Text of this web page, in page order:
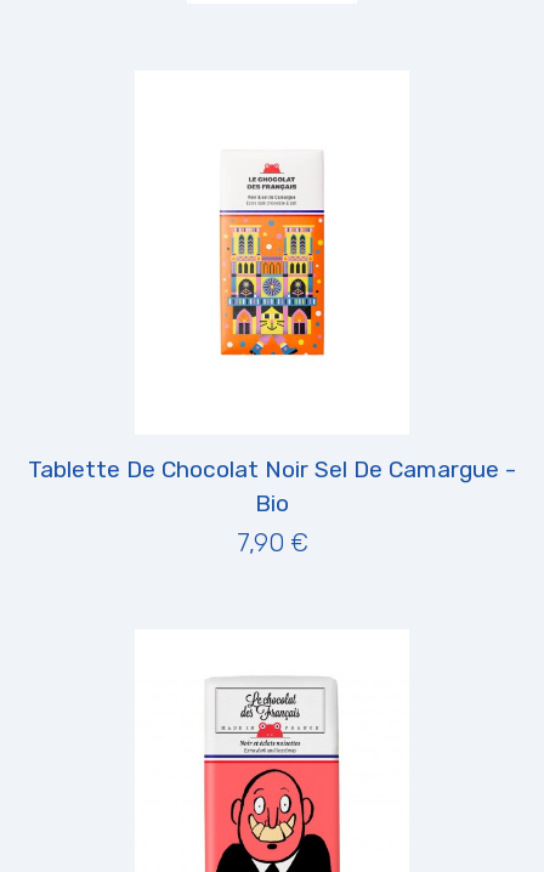
Tablette De Chocolat Noir Sel De Camargue -
Bio
7,90 €